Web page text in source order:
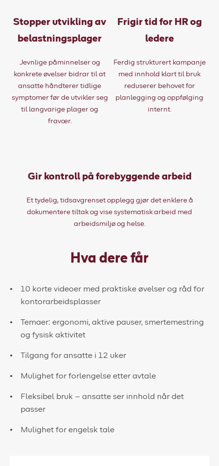
Stopper utvikling av
belastningsplager
Jevnlige påminnelser og
konkrete øvelser bidrar til at
ansatte håndterer tidlige
symptomer før de utvikler seg
til langvarige plager og
fravær.
Frigir tid for HR og
ledere
Ferdig strukturert kampanje
med innhold klart til bruk
reduserer behovet for
planlegging og oppfølging
internt.
Gir kontroll på forebyggende arbeid
Et tydelig, tidsavgrenset opplegg gjør det enklere å
dokumentere tiltak og vise systematisk arbeid med
arbeidsmiljø og helse.
Hva dere får
10 korte videoer med praktiske øvelser og råd for
kontorarbeidsplasser
Temaer: ergonomi, aktive pauser, smertemestring
og fysisk aktivitet
Tilgang for ansatte i 12 uker
Mulighet for forlengelse etter avtale
Fleksibel bruk – ansatte ser innhold når det
passer
Mulighet for engelsk tale